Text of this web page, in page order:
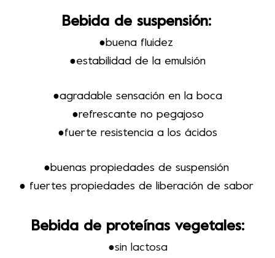
Bebida de suspensión:
●buena fluidez
●estabilidad de la emulsión
●agradable sensación en la boca
●refrescante no pegajoso
●fuerte resistencia a los ácidos
●buenas propiedades de suspensión
● fuertes propiedades de liberación de sabor
Bebida de proteínas vegetales:
●sin lactosa